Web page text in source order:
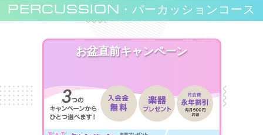
PERCUSSION ・パーカッションコース
お盆直前キャンペーン